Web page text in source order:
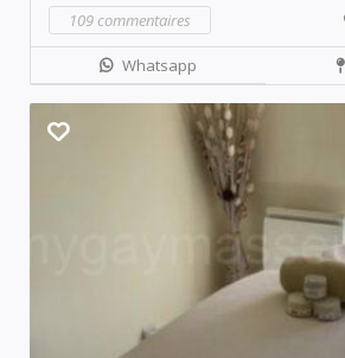
109 commentaires
Whatsapp